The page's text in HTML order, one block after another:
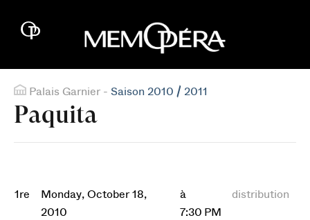
Palais Garnier - Saison 2010 / 2011
Paquita
1re
Monday, October 18,
2010
à
7:30 PM
distribution